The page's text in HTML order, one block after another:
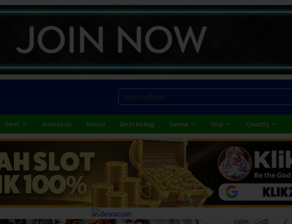
Semi Animation Hentai Best Rating Genre Year Country